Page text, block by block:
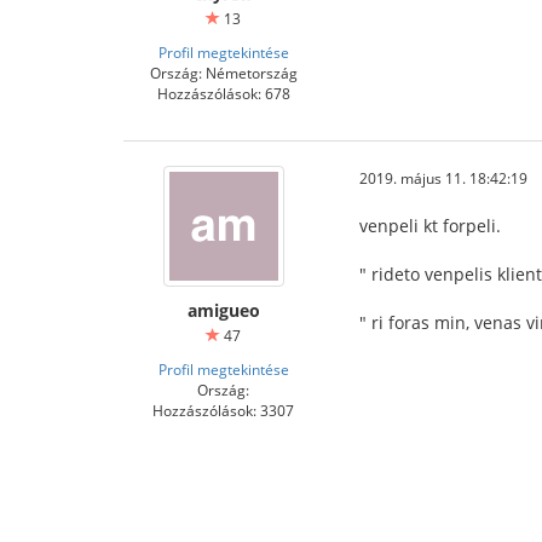
13
Profil megtekintése
Ország: Németország
Hozzászólások: 678
amigueo
47
Profil megtekintése
Ország:
Hozzászólások: 3307
2019. május 11. 18:42:19
venpeli kt forpeli.
" rideto venpelis
" ri foras min, venas